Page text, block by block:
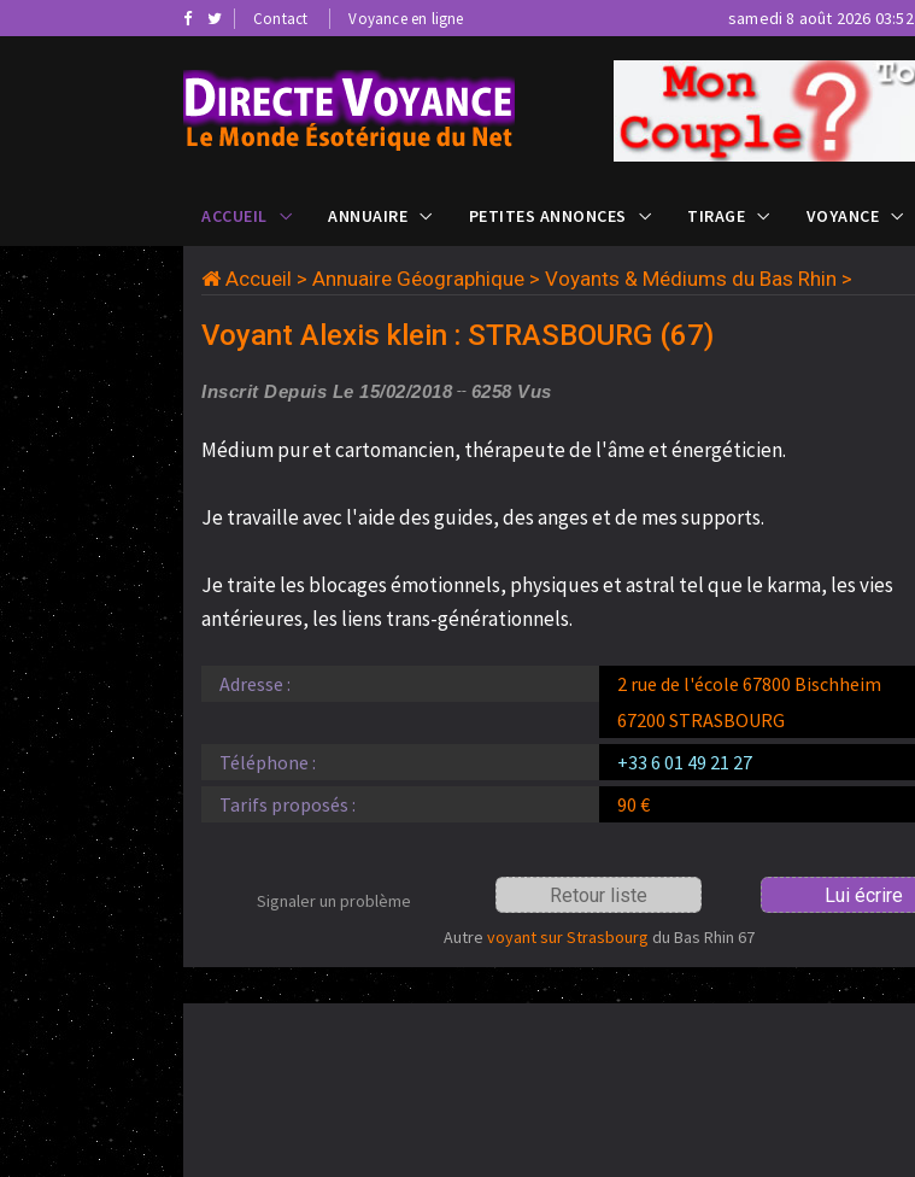
Contact Voyance en ligne samedi 8 août 2026 03:52
ACCUEIL ANNUAIRE PETITES ANNONCES TIRAGE VOYANCE
Accueil > Annuaire Géographique > Voyants & Médiums du Bas Rhin >
Voyant Alexis klein : STRASBOURG (67)
Inscrit Depuis Le 15/02/2018 6258 Vus
Médium pur et cartomancien, thérapeute de l'âme et énergéticien.
Je travaille avec l'aide des guides, des anges et de mes supports.
Je traite les blocages émotionnels, physiques et astral tel que le karma, les vies
antérieures, les liens trans-générationnels.
Adresse :
2 rue de l'école 67800 Bischheim
67200 STRASBOURG
Téléphone :
+33 6 01 49 21 27
Tarifs proposés :
90 €
Signaler un problème Retour liste Lui écrire
Autre voyant sur Strasbourg du Bas Rhin 67